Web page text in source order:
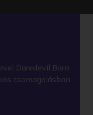
Daredevil Born
csomagolásban